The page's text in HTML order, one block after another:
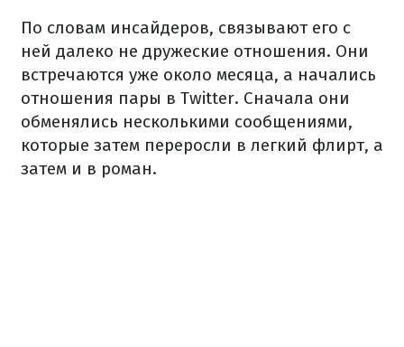
По словам инсайдеров, связывают его с
ней далеко не дружеские отношения. Они
встречаются уже около месяца, а начались
отношения пары в Twitter. Сначала они
обменялись несколькими сообщениями,
которые затем переросли в легкий флирт, а
затем и в роман.